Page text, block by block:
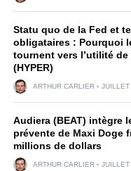
Statu quo de la Fed et
obligataires : Pourquoi
tournent vers l’utilité
(HYPER)
ARTHUR CARLIER
Audiera (BEAT) intègre
prévente de Maxi Doge
millions de dollars
ARTHUR CARLIER